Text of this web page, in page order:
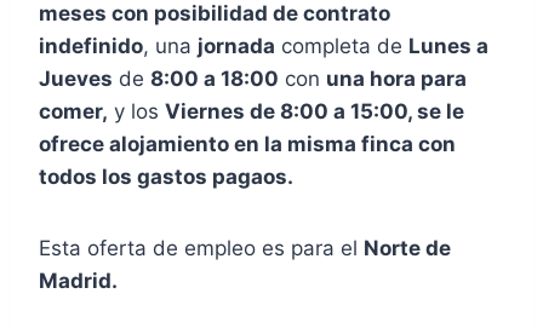
meses con posibilidad de contrato
indefinido, una jornada completa de Lunes a
Jueves de 8:00 a 18:00 con una hora para
comer, y los Viernes de 8:00 a 15:00, se le
ofrece alojamiento en la misma finca con
todos los gastos pagaos.
Esta oferta de empleo es para el Norte de
Madrid.